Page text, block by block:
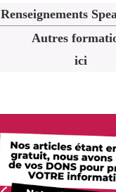
Renseignements
Autres
ici